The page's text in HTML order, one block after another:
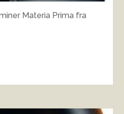
Materia Prima fra